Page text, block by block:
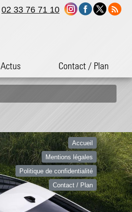
Actus Contact / Plan
02 33 76 71 10
Accueil
Mentions légales
Politique de confidentialité
Contact / Plan